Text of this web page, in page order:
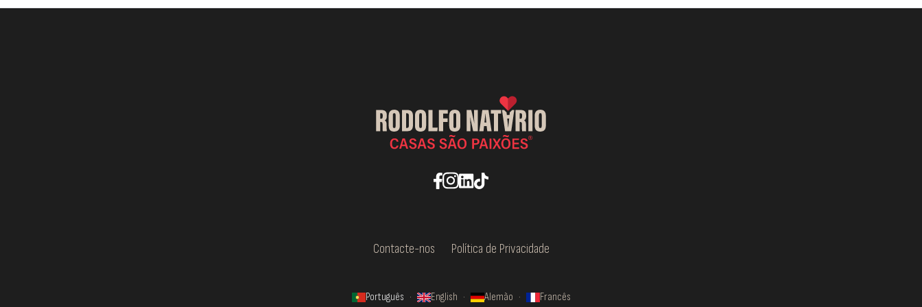
Contacte-nos Política de Privacidade
Português · English · Alemão · Francês